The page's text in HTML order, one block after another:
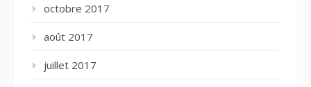
octobre 2017
août 2017
juillet 2017